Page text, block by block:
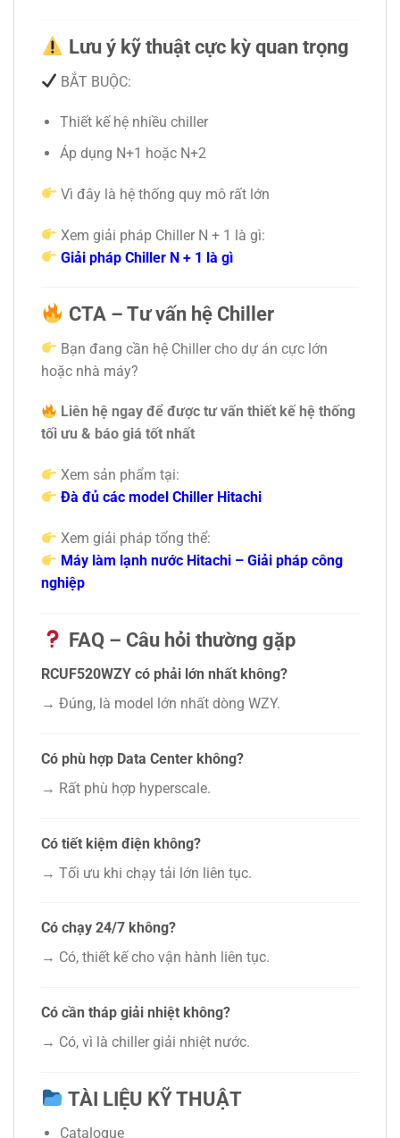
Lưu ý kỹ thuật cực kỳ quan trọng
BẮT BUỘC:
Thiết kế hệ nhiều chiller
Áp dụng N+1 hoặc N+2
Vì đây là hệ thống quy mô rất lớn
Xem giải pháp Chiller N + 1 là gì:
Giải pháp Chiller N + 1 là gì
CTA – Tư vấn hệ Chiller
Bạn đang cần hệ Chiller cho dự án cực lớn
hoặc nhà máy?
Liên hệ ngay để được tư vấn thiết kế hệ thống
tối ưu & báo giá tốt nhất
Xem sản phẩm tại:
Đà đủ các model Chiller Hitachi
Xem giải pháp tổng thể:
Máy làm lạnh nước Hitachi – Giải pháp công
nghiệp
FAQ – Câu hỏi thường gặp
RCUF520WZY có phải lớn nhất không?
→ Đúng, là model lớn nhất dòng WZY.
Có phù hợp Data Center không?
→ Rất phù hợp hyperscale.
Có tiết kiệm điện không?
→ Tối ưu khi chạy tải lớn liên tục.
Có chạy 24/7 không?
→ Có, thiết kế cho vận hành liên tục.
Có cần tháp giải nhiệt không?
→ Có, vì là chiller giải nhiệt nước.
TÀI LIỆU KỸ THUẬT
Catalogue